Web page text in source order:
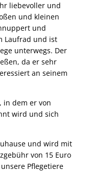
liebevoller und
und kleinen
und
Laufrad und ist
unterwegs. Der
da er sehr
an seinem
in dem er von
wird und sich
und wird mit
von 15 Euro
Pflegetiere